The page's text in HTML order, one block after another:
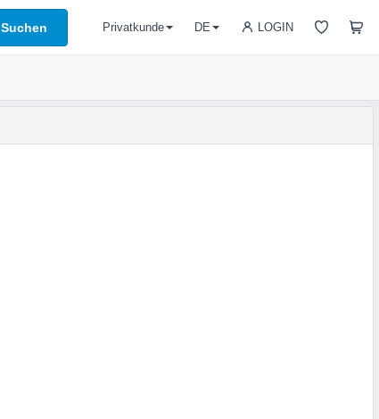
Suchen LOGIN
Privatkunde DE